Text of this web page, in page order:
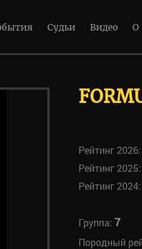
Судьи Видео О
Рейтинг 2026:
Рейтинг 2025:
Рейтинг 2024:
Группа: 7
Породный